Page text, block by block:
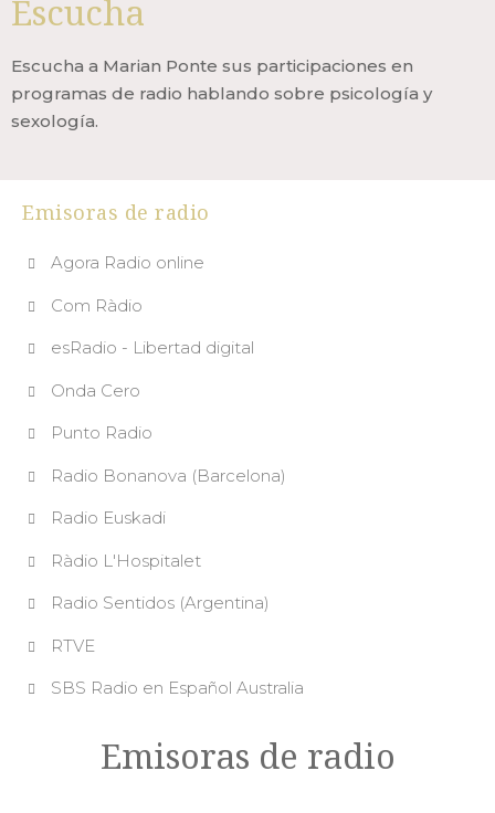
Escucha
Escucha a Marian Ponte sus participaciones en
programas de radio hablando sobre psicología y
sexología.
Emisoras de radio
Agora Radio online
Com Ràdio
esRadio - Libertad digital
Onda Cero
Punto Radio
Radio Bonanova (Barcelona)
Radio Euskadi
Ràdio L'Hospitalet
Radio Sentidos (Argentina)
RTVE
SBS Radio en Español Australia
Emisoras de radio